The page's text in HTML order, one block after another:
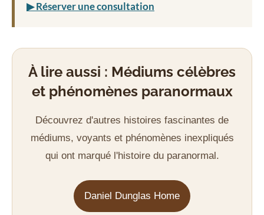
▶ Réserver une consultation
À lire aussi : Médiums célèbres
et phénomènes paranormaux
Découvrez d'autres histoires fascinantes de
médiums, voyants et phénomènes inexpliqués
qui ont marqué l'histoire du paranormal.
Daniel Dunglas Home